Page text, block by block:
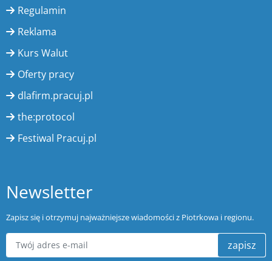
Regulamin
Reklama
Kurs Walut
Oferty pracy
dlafirm.pracuj.pl
the:protocol
Festiwal Pracuj.pl
Newsletter
Zapisz się i otrzymuj najważniejsze wiadomości z Piotrkowa i regionu.
zapisz